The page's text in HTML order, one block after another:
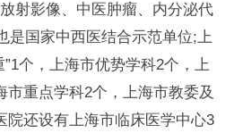
射影像、中医肿瘤、内分泌代
是国家中西医结合示范单位;上
个，上海市优势学科2个，上
市重点学科2个，上海市教委及
院还设有上海市临床医学中心3